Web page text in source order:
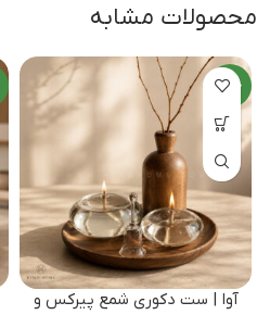
ارسال از تهران
محصولات مشابه
جدید
آوا | ست دکوری شمع پیرکس و